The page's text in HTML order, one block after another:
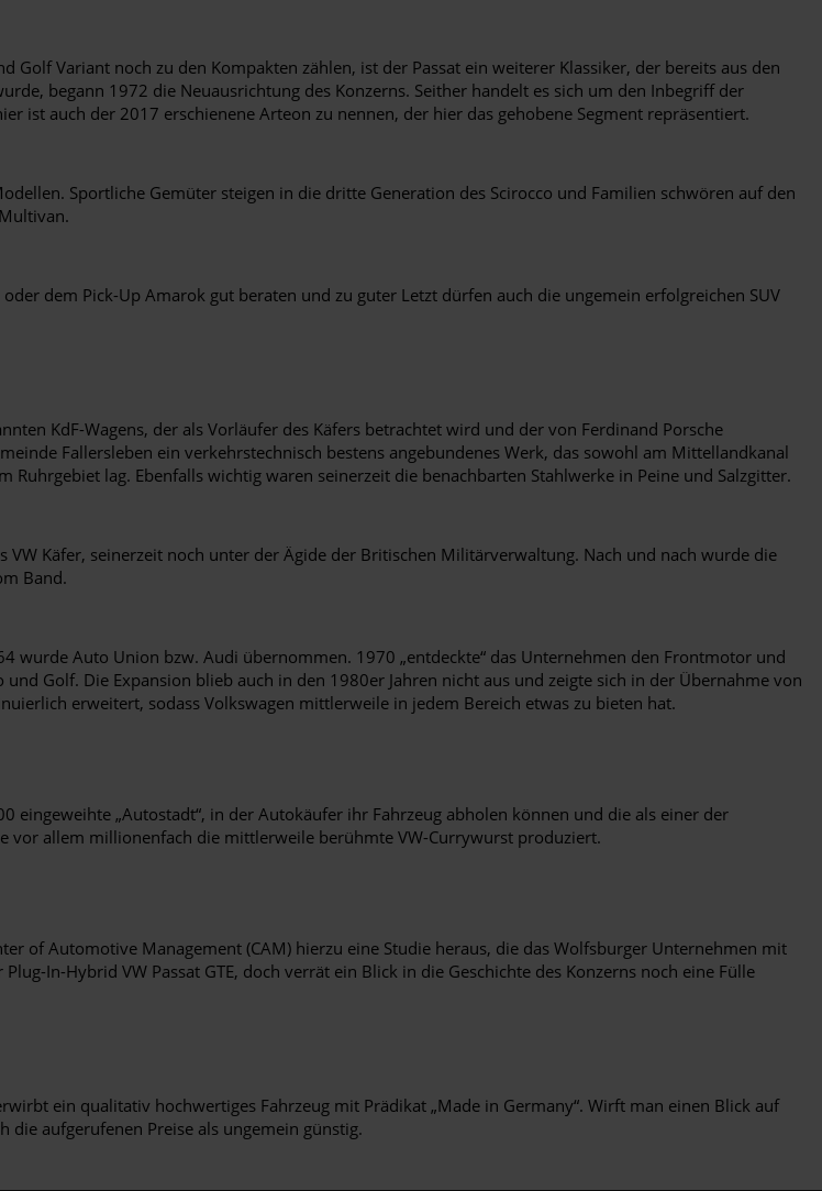
Golf Variant noch zu den Kompakten zählen, ist der Passat ein weiterer Klassiker, der bereits aus den
begann 1972 die Neuausrichtung des Konzerns. Seither handelt es sich um den Inbegriff der
ist auch der 2017 erschienene Arteon zu nennen, der hier das gehobene Segment repräsentiert.
Sportliche Gemüter steigen in die dritte Generation des Scirocco und Familien schwören auf den
dem Pick-Up Amarok gut beraten und zu guter Letzt dürfen auch die ungemein erfolgreichen SUV
KdF-Wagens, der als Vorläufer des Käfers betrachtet wird und der von Ferdinand Porsche
Fallersleben ein verkehrstechnisch bestens angebundenes Werk, das sowohl am Mittellandkanal
lag. Ebenfalls wichtig waren seinerzeit die benachbarten Stahlwerke in Peine und Salzgitter.
Käfer, seinerzeit noch unter der Ägide der Britischen Militärverwaltung. Nach und nach wurde die
Band.
wurde Auto Union bzw. Audi übernommen. 1970 „entdeckte“ das Unternehmen den Frontmotor und
Golf. Die Expansion blieb auch in den 1980er Jahren nicht aus und zeigte sich in der Übernahme von
erweitert, sodass Volkswagen mittlerweile in jedem Bereich etwas zu bieten hat.
eingeweihte „Autostadt“, in der Autokäufer ihr Fahrzeug abholen können und die als einer der
vor allem millionenfach die mittlerweile berühmte VW-Currywurst produziert.
of Automotive Management (CAM) hierzu eine Studie heraus, die das Wolfsburger Unternehmen mit
In-Hybrid VW Passat GTE, doch verrät ein Blick in die Geschichte des Konzerns noch eine Fülle
ein qualitativ hochwertiges Fahrzeug mit Prädikat „Made in Germany“. Wirft man einen Blick auf
die aufgerufenen Preise als ungemein günstig.